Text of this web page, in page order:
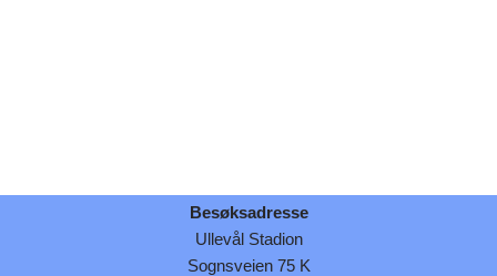
Besøksadresse
Ullevål Stadion
Sognsveien 75 K